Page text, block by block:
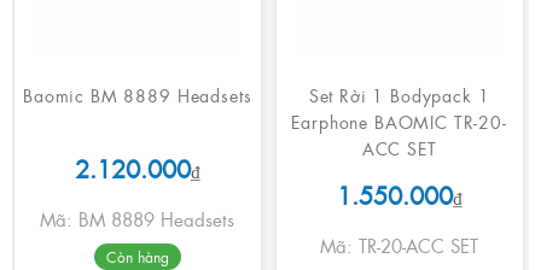
Baomic BM 8889 Headsets
2.120.000₫
Mã: BM 8889 Headsets
Còn hàng
Set Rời 1 Bodypack 1
Earphone BAOMIC TR-20-
ACC SET
1.550.000₫
Mã: TR-20-ACC SET